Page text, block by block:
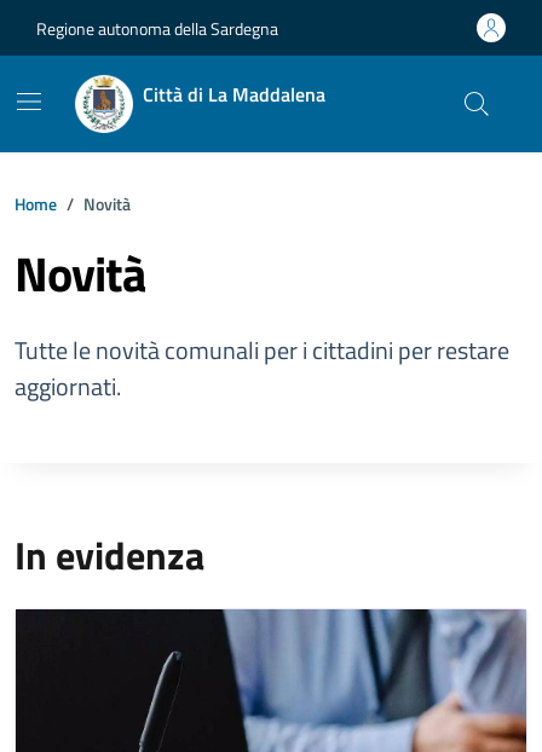
Regione autonoma della Sardegna
Città di La Maddalena
Home Novità
Novità
Tutte le novità comunali per i cittadini per restare
aggiornati.
In evidenza